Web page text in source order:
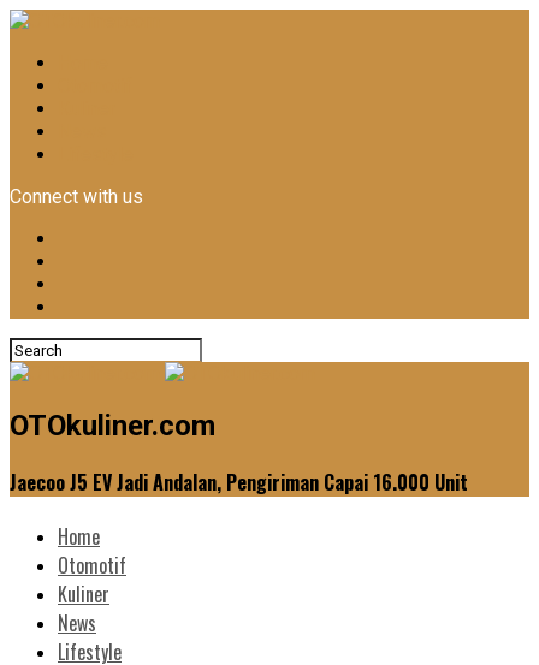
Connect with us
OTOkuliner.com
Jaecoo J5 EV Jadi Andalan, Pengiriman Capai 16.000 Unit
Home
Otomotif
Kuliner
News
Lifestyle